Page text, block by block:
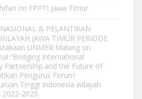
on FPPTI Jawa Timur
& PELANTIKAN
JAWA TIMUR PERIODE
UNMER Malang on
“Bridging International
Partnership and the Future of
Pengurus Forum
Tinggi Indonesia wilayah
2022-2025.